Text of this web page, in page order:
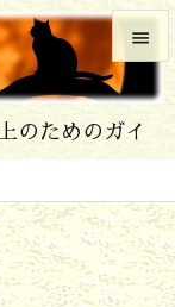
のためのガイ



